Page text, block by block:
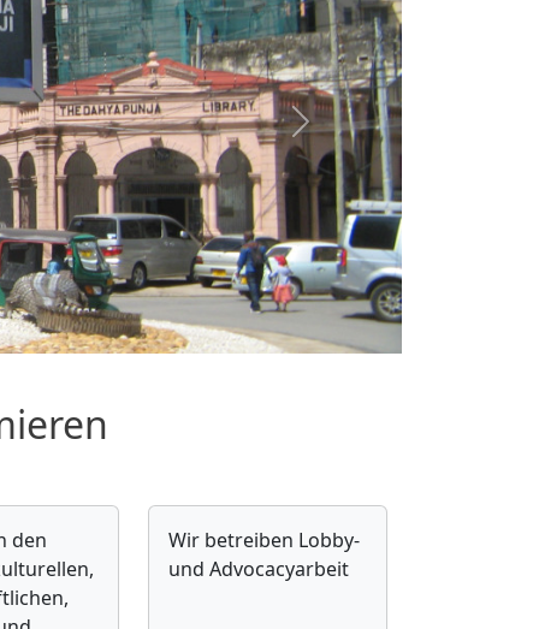
Next
den
Wir betreiben Lobby-
und Advocacyarbeit